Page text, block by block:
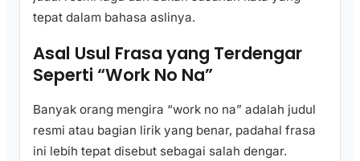
tepat dalam bahasa aslinya.
Asal Usul Frasa yang Terdengar
Seperti “Work No Na”
Banyak orang mengira “work no na” adalah judul
resmi atau bagian lirik yang benar, padahal frasa
ini lebih tepat disebut sebagai salah dengar.